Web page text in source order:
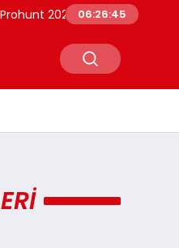
2026’da yeni nesil
06:26:45